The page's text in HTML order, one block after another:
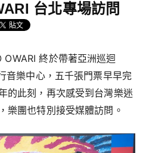
台北專場訪問
OWARI 終於帶著亞洲巡迴
音樂中心，五千張門票早早完
的此刻，再次感受到台灣樂迷
樂團也特別接受媒體訪問。